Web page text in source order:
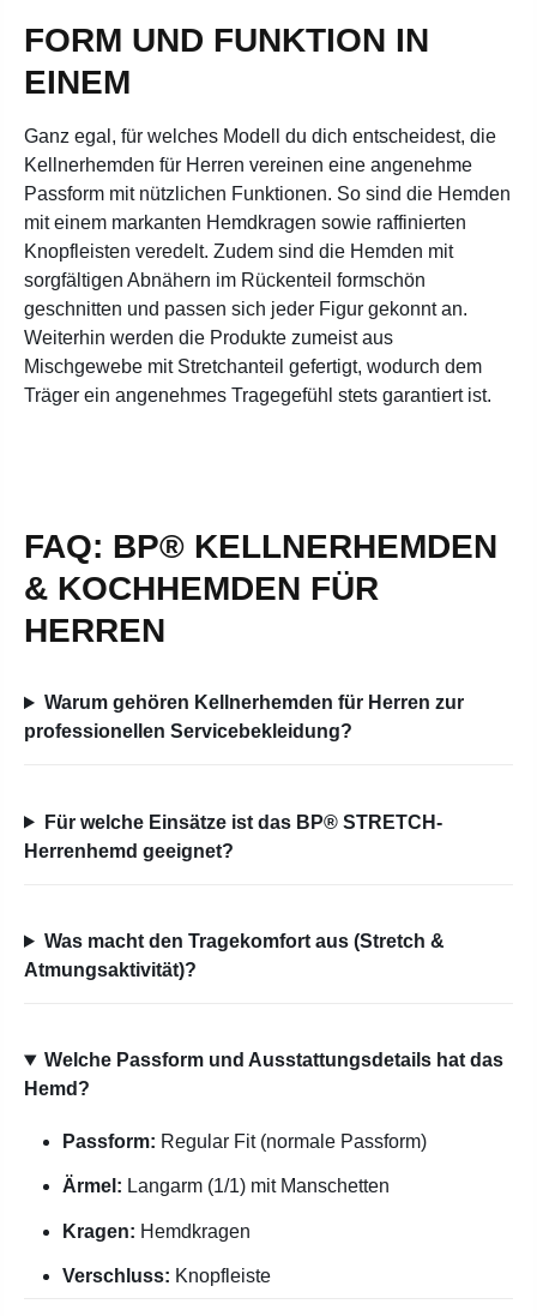
FORM UND FUNKTION IN
EINEM
Ganz egal, für welches Modell du dich entscheidest, die
Kellnerhemden für Herren vereinen eine angenehme
Passform mit nützlichen Funktionen. So sind die Hemden
mit einem markanten Hemdkragen sowie raffinierten
Knopfleisten veredelt. Zudem sind die Hemden mit
sorgfältigen Abnähern im Rückenteil formschön
geschnitten und passen sich jeder Figur gekonnt an.
Weiterhin werden die Produkte zumeist aus
Mischgewebe mit Stretchanteil gefertigt, wodurch dem
Träger ein angenehmes Tragegefühl stets garantiert ist.
FAQ: BP® KELLNERHEMDEN
& KOCHHEMDEN FÜR
HERREN
Warum gehören Kellnerhemden für Herren zur
professionellen Servicebekleidung?
Für welche Einsätze ist das BP® STRETCH-
Herrenhemd geeignet?
Was macht den Tragekomfort aus (Stretch &
Atmungsaktivität)?
Welche Passform und Ausstattungsdetails hat das
Hemd?
Passform: Regular Fit (normale Passform)
Ärmel: Langarm (1/1) mit Manschetten
Kragen: Hemdkragen
Verschluss: Knopfleiste